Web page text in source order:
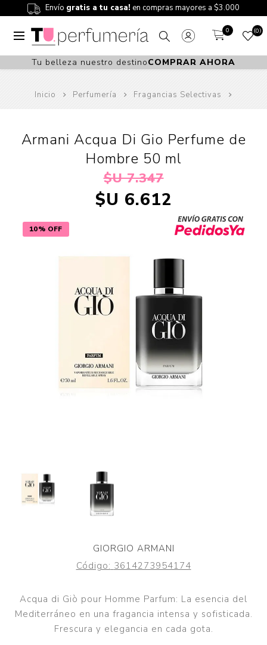
Envío gratis a tu casa! en compras mayores a $3.000
0 0
Tu belleza nuestro destinoCOMPRAR AHORA
Inicio Perfumería Fragancias Selectivas
10% OFF
Armani Acqua Di Gio Perfume de
Hombre 50 ml
$U 7.347
$U 6.612
GIORGIO ARMANI
Código: 3614273954174
Acqua di Giò pour Homme Parfum: La esencia del
Mediterráneo en una fragancia intensa y sofisticada.
Frescura y elegancia en cada gota.